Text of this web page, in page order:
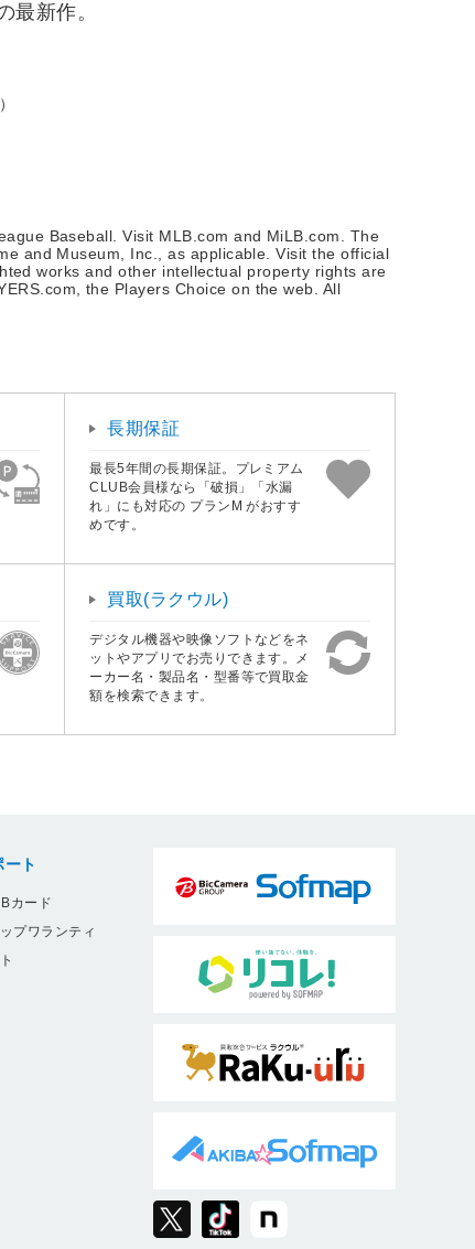
最新作。
Baseball. Visit MLB.com and MiLB.com. The
and Museum, Inc., as applicable. Visit the official
works and other intellectual property rights are
the Players Choice on the web. All
長期保証
最長5年間の長期保証。プレミアム
CLUB会員様なら「破損」「水漏
れ」にも対応の プランM がおすす
めです。
買取(ラクウル)
デジタル機器や映像ソフトなどをネ
ットやアプリでお売りできます。メ
ーカー名・製品名・型番等で買取金
額を検索できます。
ト
カード
プワランティ